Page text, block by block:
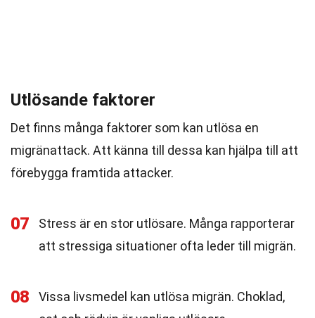
Utlösande faktorer
Det finns många faktorer som kan utlösa en
migränattack. Att känna till dessa kan hjälpa till att
förebygga framtida attacker.
07
Stress är en stor utlösare. Många rapporterar
att stressiga situationer ofta leder till migrän.
08
Vissa livsmedel kan utlösa migrän. Choklad,